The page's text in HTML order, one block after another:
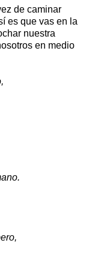
de caminar
es que vas en la
nuestra
en medio